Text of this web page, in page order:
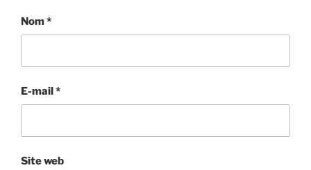
Nom*
E-mail*
Site web